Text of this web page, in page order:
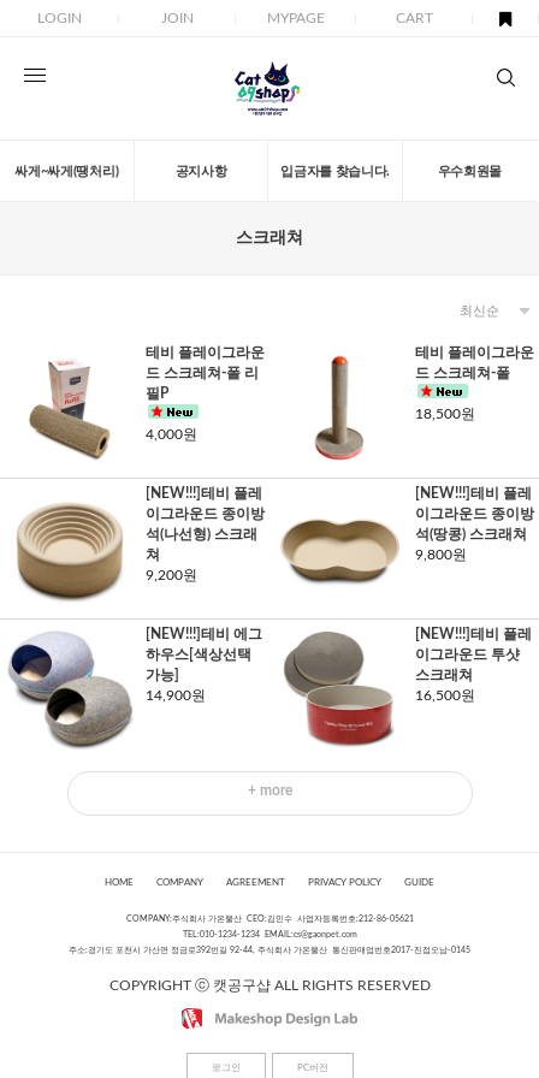
LOGIN JOIN MYPAGE CART
싸게~싸게(땡처리) 공지사항 입금자를 찾습니다. 우수회원몰
스크래쳐
테비 플레이그라운
드 스크레쳐-폴 리
필P
4,000원
테비 플레이그라운
드 스크레쳐-폴
18,500원
[NEW!!!]테비 플레
이그라운드 종이방
석(나선형) 스크래
쳐
9,200원
[NEW!!!]테비 플레
이그라운드 종이방
석(땅콩) 스크래쳐
9,800원
[NEW!!!]테비 에그
하우스[색상선택
가능]
14,900원
[NEW!!!]테비 플레
이그라운드 투샷
스크래쳐
16,500원
+ more
HOME COMPANY AGREEMENT PRIVACY POLICY GUIDE
COMPANY:주식회사 가온물산 CEO:김민수 사업자등록번호:212-86-05621
TEL:010-1234-1234 EMAIL:cs@gaonpet.com
주소:경기도 포천시 가산면 정금로392번길 92-44, 주식회사 가온물산 통신판매업번호2017-진접오남-0145
COPYRIGHT ⓒ 캣공구샵 ALL RIGHTS RESERVED
로그인 PC버전